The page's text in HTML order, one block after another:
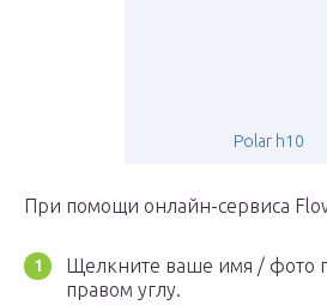
Polar h10
При помощи онлайн-сервиса
Щелкните ваше имя / фото
правом углу.